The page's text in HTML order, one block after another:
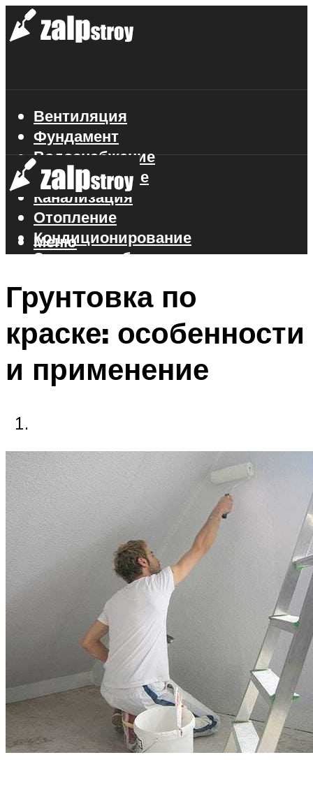
Вентиляция
Фундамент
Водоснабжение
Газоснабжение
Канализация
Отопление
Кондиционирование
Электроснабжение
Меню
Меню
Грунтовка по
краске: особенности
и применение